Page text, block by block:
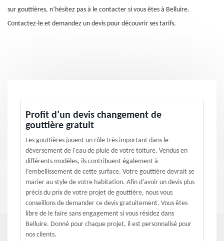
sur gouttières, n’hésitez pas à le contacter si vous êtes à Belluire.
Contactez-le et demandez un devis pour découvrir ses tarifs.
Profit d’un devis changement de
gouttière gratuit
Les gouttières jouent un rôle très important dans le
déversement de l'eau de pluie de votre toiture. Vendus en
différents modèles, ils contribuent également à
l’embellissement de cette surface. Votre gouttière devrait se
marier au style de votre habitation. Afin d'avoir un devis plus
précis du prix de votre projet de gouttière, nous vous
conseillons de demander ce devis gratuitement. Vous êtes
libre de le faire sans engagement si vous résidez dans
Belluire. Donné pour chaque projet, il est personnalisé pour
nos clients.